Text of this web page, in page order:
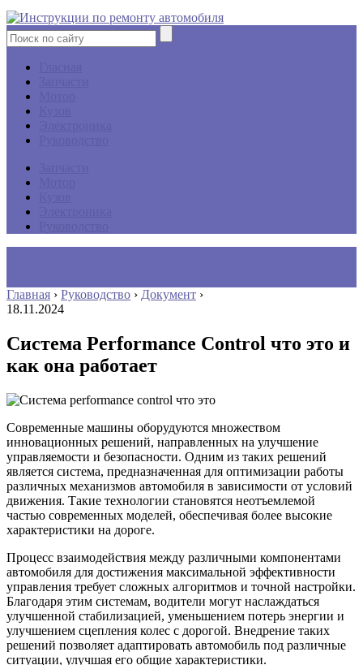
Главная › Руководство › Документ ›
18.11.2024
Система Performance Control что это и
как она работает
Современные машины оборудуются множеством
инновационных решений, направленных на улучшение
управляемости и безопасности. Одним из таких решений
является система, предназначенная для оптимизации работы
различных механизмов автомобиля в зависимости от условий
движения. Такие технологии становятся неотъемлемой
частью современных моделей, обеспечивая более высокие
характеристики на дороге.
Процесс взаимодействия между различными компонентами
автомобиля для достижения максимальной эффективности
управления требует сложных алгоритмов и точной настройки.
Благодаря этим системам, водители могут наслаждаться
улучшенной стабилизацией, уменьшением потерь энергии и
улучшением сцепления колес с дорогой. Внедрение таких
решений позволяет адаптировать автомобиль под различные
ситуации, улучшая его общие характеристики.